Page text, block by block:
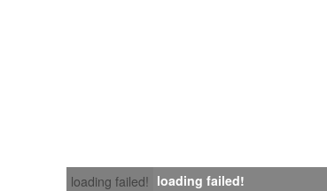
loading failed! loading failed!